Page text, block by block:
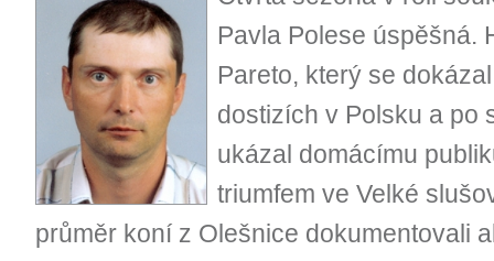
Pavla Polese úspěšná.
Pareto, který se
dostizích v Polsku a po
ukázal domácímu
triumfem ve Velké
průměr koní z Olešnice dokumentovali